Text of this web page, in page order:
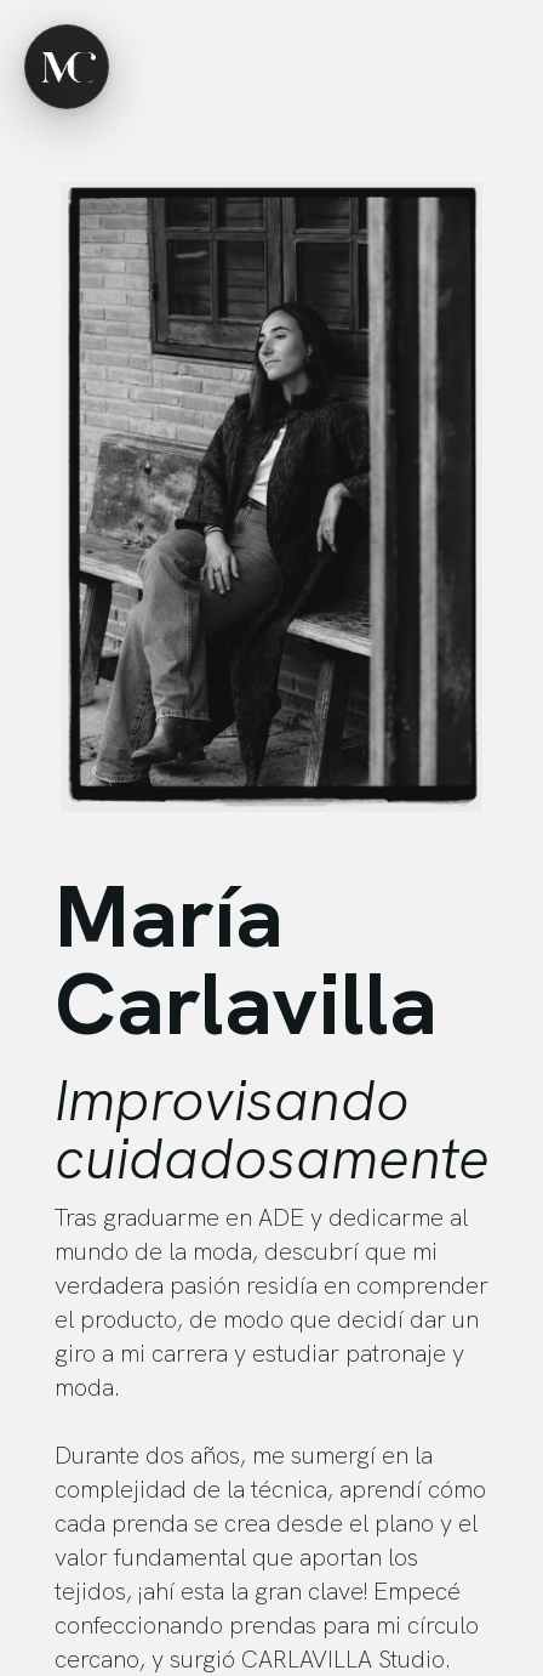
María
Carlavilla
Improvisando
cuidadosamente
Tras graduarme en ADE y dedicarme al
mundo de la moda, descubrí que mi
verdadera pasión residía en comprender
el producto, de modo que decidí dar un
giro a mi carrera y estudiar patronaje y
moda.
Durante dos años, me sumergí en la
complejidad de la técnica, aprendí cómo
cada prenda se crea desde el plano y el
valor fundamental que aportan los
tejidos, ¡ahí esta la gran clave! Empecé
confeccionando prendas para mi círculo
cercano, y surgió CARLAVILLA Studio.